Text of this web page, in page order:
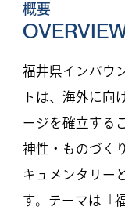
概要
福井県インバウ
トは、海外に向
ージを確立する
神性・ものづく
キュメンタリー
す。テーマは「